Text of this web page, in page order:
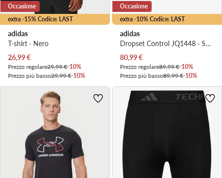
extra -15% Codice: LAST
Occasione
adidas
T-shirt · Nero
Prezzo attuale
26,99€
Prezzo regolare29,99 €-10%
Prezzo più basso29,99 €-10%
extra -10% Codice: LAST
Occasione
adidas
Dropset Control JQ1448 · Scarpe da palestra
Prezzo attuale
80,99€
Prezzo regolare89,99 €-10%
Prezzo più basso89,99 €-10%